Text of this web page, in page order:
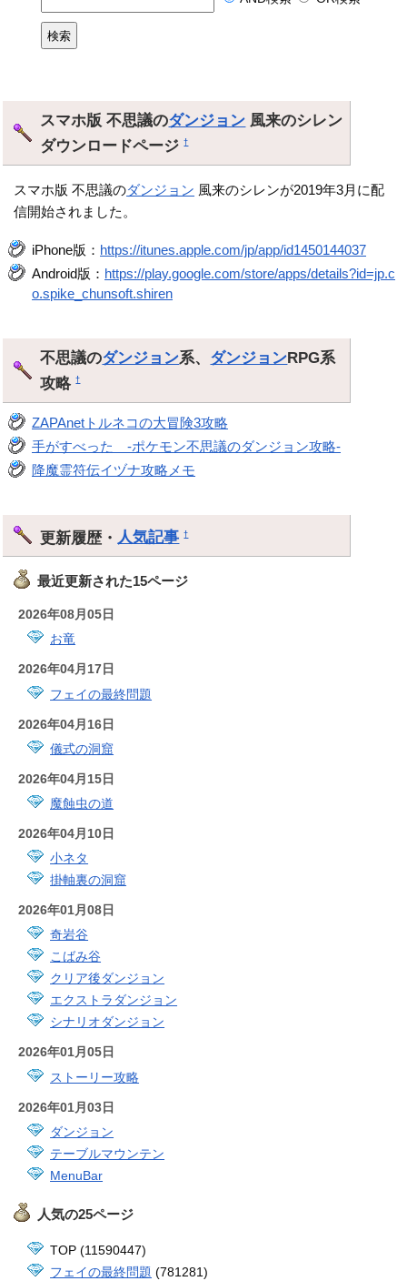
スマホ版 不思議のダンジョン 風来のシレン
ダウンロードページ†
スマホ版 不思議のダンジョン 風来のシレンが2019年3月に配
信開始されました。
iPhone版： https://itunes.apple.com/jp/app/id1450144037
Android版： https://play.google.com/store/apps/details?id=jp.c
o.spike_chunsoft.shiren
不思議のダンジョン系、 ダンジョンRPG系
攻略†
ZAPAnetトルネコの大冒険3攻略
手がすべった -ポケモン不思議のダンジョン攻略-
降魔霊符伝イヅナ攻略メモ
更新履歴・ 人気記事 †
最近更新された15ページ
2026年08月05日
お竜
2026年04月17日
フェイの最終問題
2026年04月16日
儀式の洞窟
2026年04月15日
魔蝕虫の道
2026年04月10日
小ネタ
掛軸裏の洞窟
2026年01月08日
奇岩谷
こばみ谷
クリア後ダンジョン
エクストラダンジョン
シナリオダンジョン
2026年01月05日
ストーリー攻略
2026年01月03日
ダンジョン
テーブルマウンテン
MenuBar
人気の25ページ
TOP (11590447)
フェイの最終問題 (781281)